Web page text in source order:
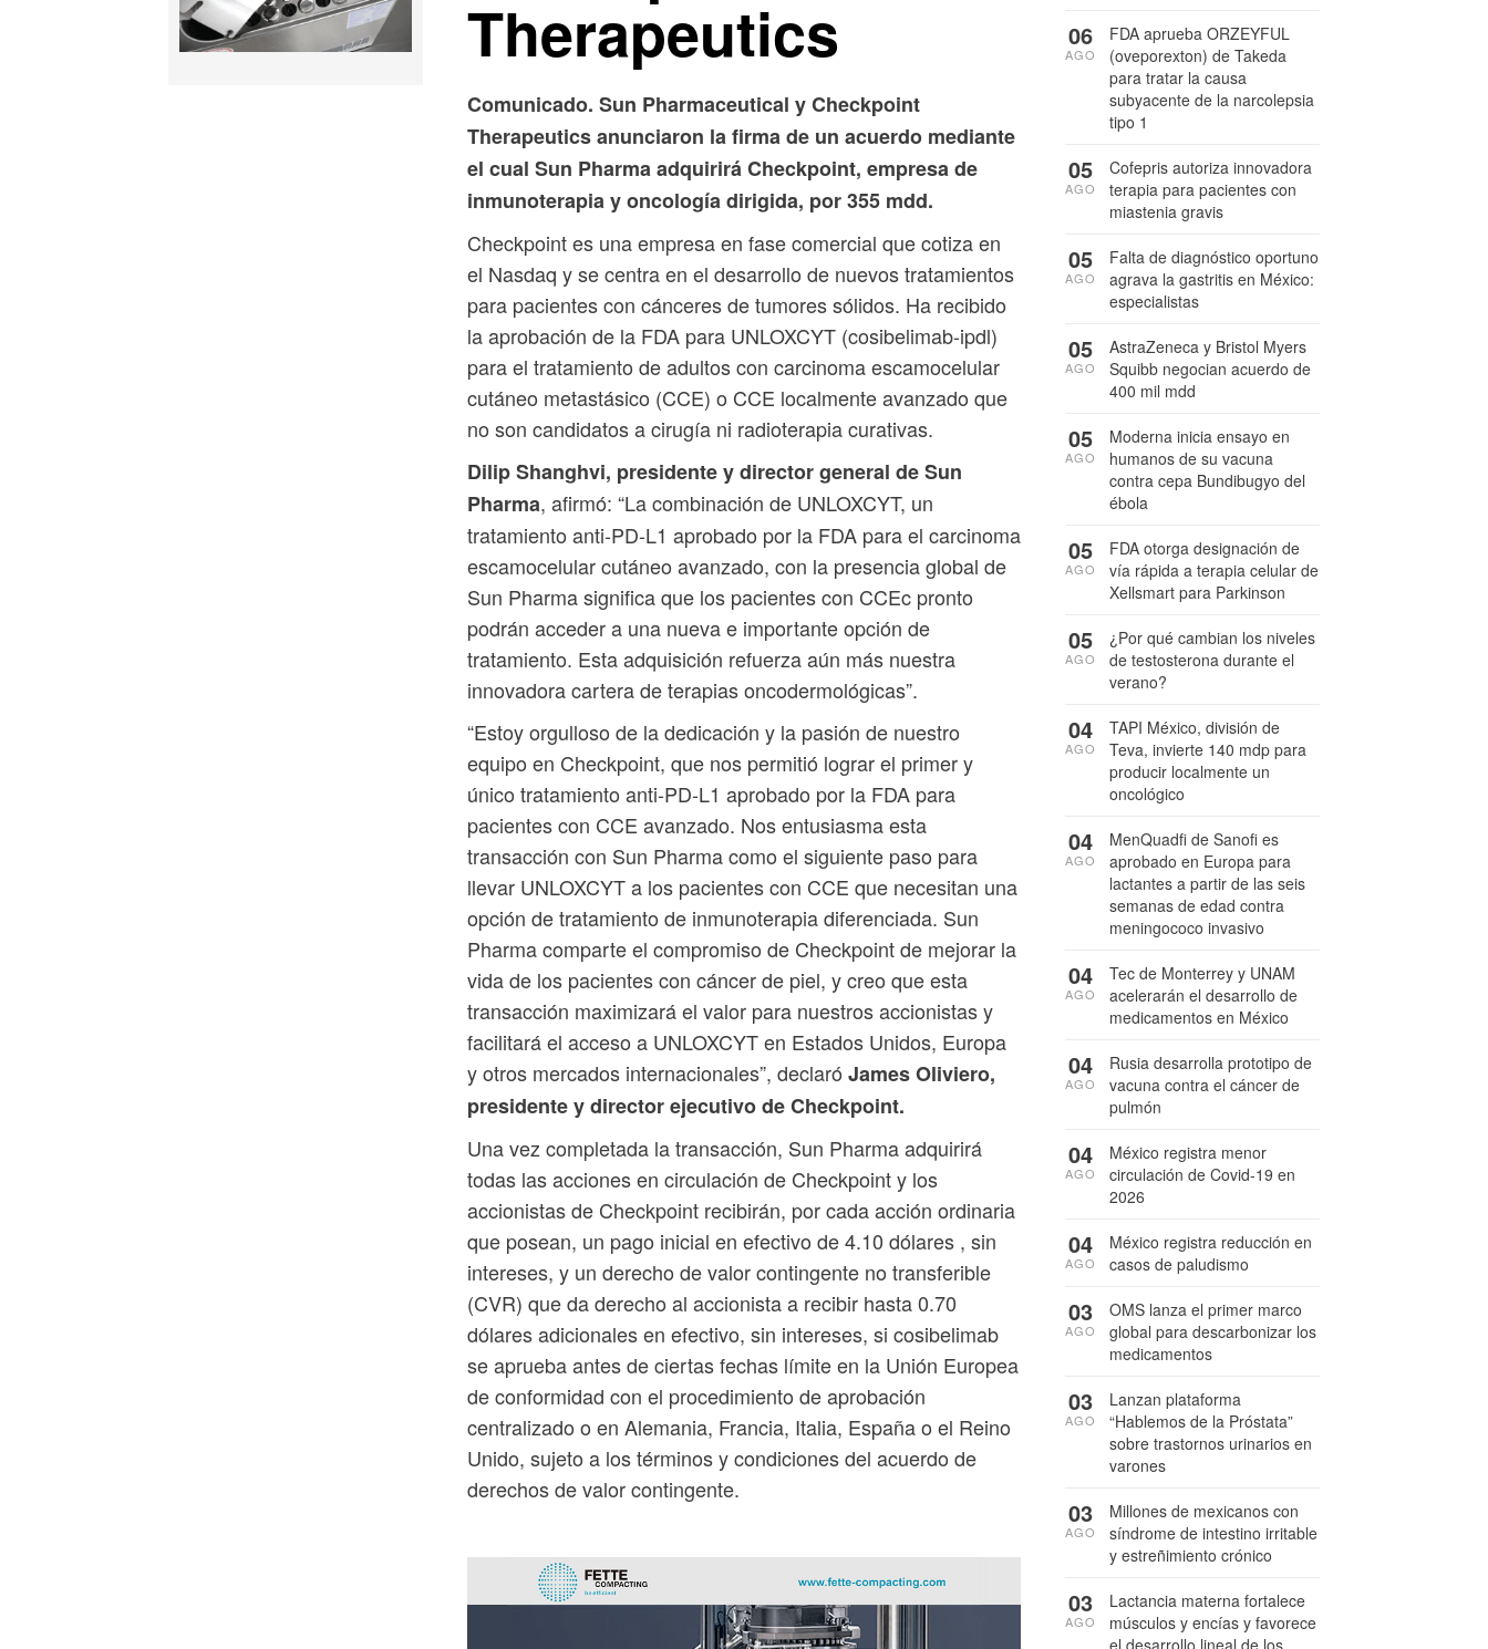
Therapeutics
Comunicado. Sun Pharmaceutical y Checkpoint
Therapeutics anunciaron la firma de un acuerdo mediante
el cual Sun Pharma adquirirá Checkpoint, empresa de
inmunoterapia y oncología dirigida, por 355 mdd.
Checkpoint es una empresa en fase comercial que cotiza en
el Nasdaq y se centra en el desarrollo de nuevos tratamientos
para pacientes con cánceres de tumores sólidos. Ha recibido
la aprobación de la FDA para UNLOXCYT (cosibelimab-ipdl)
para el tratamiento de adultos con carcinoma escamocelular
cutáneo metastásico (CCE) o CCE localmente avanzado que
no son candidatos a cirugía ni radioterapia curativas.
Dilip Shanghvi, presidente y director general de Sun
Pharma, afirmó: “La combinación de UNLOXCYT, un
tratamiento anti-PD-L1 aprobado por la FDA para el carcinoma
escamocelular cutáneo avanzado, con la presencia global de
Sun Pharma significa que los pacientes con CCEc pronto
podrán acceder a una nueva e importante opción de
tratamiento. Esta adquisición refuerza aún más nuestra
innovadora cartera de terapias oncodermológicas”.
“Estoy orgulloso de la dedicación y la pasión de nuestro
equipo en Checkpoint, que nos permitió lograr el primer y
único tratamiento anti-PD-L1 aprobado por la FDA para
pacientes con CCE avanzado. Nos entusiasma esta
transacción con Sun Pharma como el siguiente paso para
llevar UNLOXCYT a los pacientes con CCE que necesitan una
opción de tratamiento de inmunoterapia diferenciada. Sun
Pharma comparte el compromiso de Checkpoint de mejorar la
vida de los pacientes con cáncer de piel, y creo que esta
transacción maximizará el valor para nuestros accionistas y
facilitará el acceso a UNLOXCYT en Estados Unidos, Europa
y otros mercados internacionales”, declaró James Oliviero,
presidente y director ejecutivo de Checkpoint.
Una vez completada la transacción, Sun Pharma adquirirá
todas las acciones en circulación de Checkpoint y los
accionistas de Checkpoint recibirán, por cada acción ordinaria
que posean, un pago inicial en efectivo de 4.10 dólares , sin
intereses, y un derecho de valor contingente no transferible
(CVR) que da derecho al accionista a recibir hasta 0.70
dólares adicionales en efectivo, sin intereses, si cosibelimab
se aprueba antes de ciertas fechas límite en la Unión Europea
de conformidad con el procedimiento de aprobación
centralizado o en Alemania, Francia, Italia, España o el Reino
Unido, sujeto a los términos y condiciones del acuerdo de
derechos de valor contingente.
FDA aprueba ORZEYFUL
(oveporexton) de Takeda
para tratar la causa
subyacente de la narcolepsia
tipo 1
06
AGO
Cofepris autoriza innovadora
terapia para pacientes con
miastenia gravis
05
AGO
Falta de diagnóstico oportuno
agrava la gastritis en México:
especialistas
05
AGO
AstraZeneca y Bristol Myers
Squibb negocian acuerdo de
400 mil mdd
05
AGO
Moderna inicia ensayo en
humanos de su vacuna
contra cepa Bundibugyo del
ébola
05
AGO
FDA otorga designación de
vía rápida a terapia celular de
Xellsmart para Parkinson
05
AGO
¿Por qué cambian los niveles
de testosterona durante el
verano?
05
AGO
TAPI México, división de
Teva, invierte 140 mdp para
producir localmente un
oncológico
04
AGO
MenQuadfi de Sanofi es
aprobado en Europa para
lactantes a partir de las seis
semanas de edad contra
meningococo invasivo
04
AGO
Tec de Monterrey y UNAM
acelerarán el desarrollo de
medicamentos en México
04
AGO
Rusia desarrolla prototipo de
vacuna contra el cáncer de
pulmón
04
AGO
México registra menor
circulación de Covid-19 en
2026
04
AGO
México registra reducción en
casos de paludismo
04
AGO
OMS lanza el primer marco
global para descarbonizar los
medicamentos
03
AGO
Lanzan plataforma
“Hablemos de la Próstata”
sobre trastornos urinarios en
varones
03
AGO
Millones de mexicanos con
síndrome de intestino irritable
y estreñimiento crónico
03
AGO
Lactancia materna fortalece
músculos y encías y favorece
el desarrollo lineal de los
03
AGO